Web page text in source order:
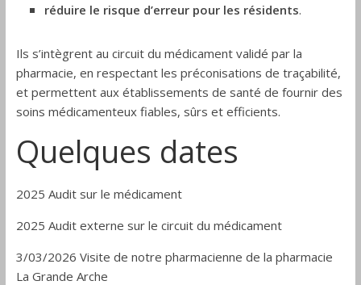
réduire le risque d’erreur pour les résidents.
Ils s’intègrent au circuit du médicament validé par la
pharmacie, en respectant les préconisations de traçabilité,
et permettent aux établissements de santé de fournir des
soins médicamenteux fiables, sûrs et efficients.
Quelques dates
2025 Audit sur le médicament
2025 Audit externe sur le circuit du médicament
3/03/2026 Visite de notre pharmacienne de la pharmacie
La Grande Arche